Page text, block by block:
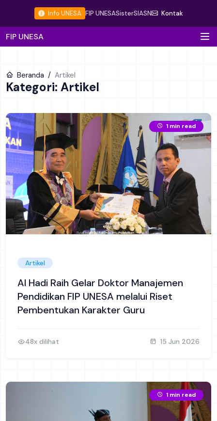
Info UNESA FIP UNESASisterSIASN Kontak
FIP UNESA
Beranda Artikel
Kategori: Artikel
1 min read
Artikel
Al Hadi Raih Gelar Doktor Manajemen
Pendidikan FIP UNESA melalui Riset
Pembentukan Karakter Guru
48x dilihat 15 Jun 2026
1 min read